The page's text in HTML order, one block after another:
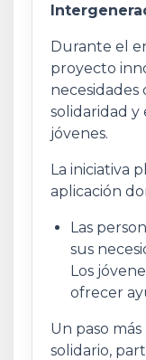
Durante el
proyecto
necesidades
solidaridad
jóvenes.
La iniciativa
aplicación
Las
sus
Los
ofrecer
Un paso
solidario,